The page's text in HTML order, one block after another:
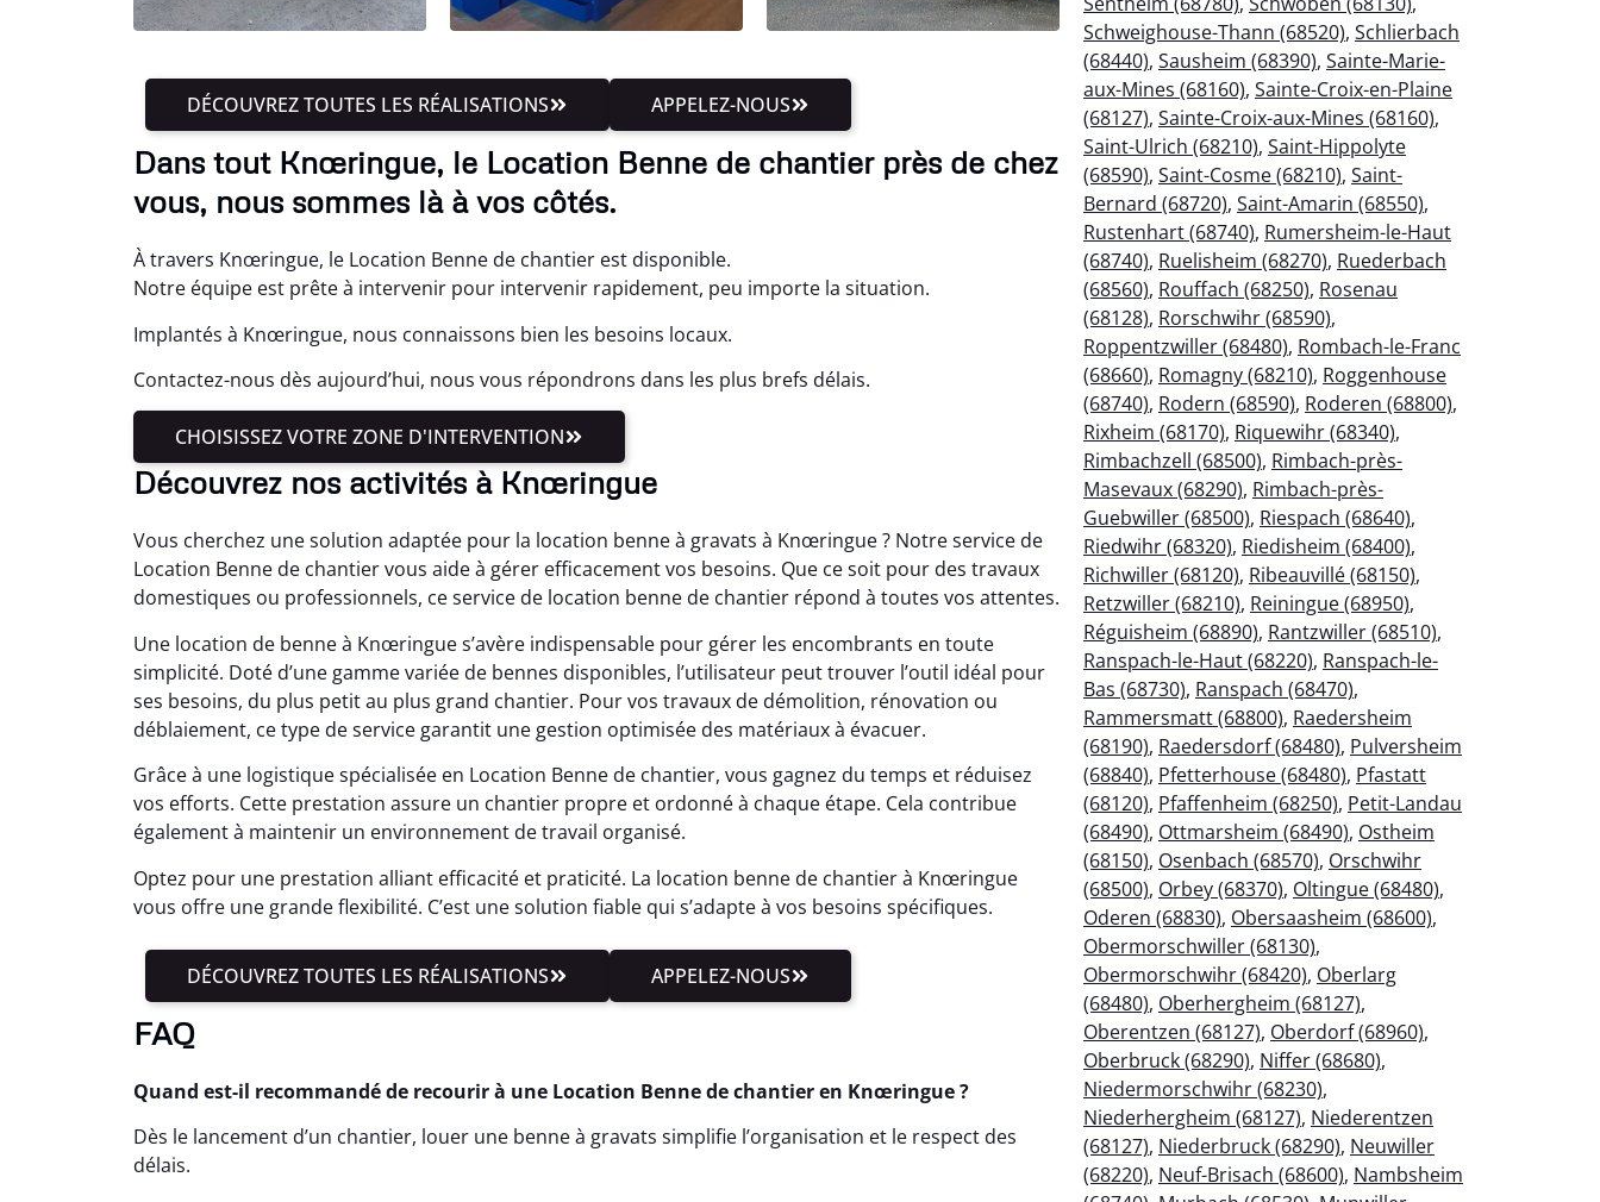
DÉCOUVREZ TOUTES LES RÉALISATIONS APPELEZ-NOUS
Dans tout Knœringue, le Location Benne de chantier près de chez
vous, nous sommes là à vos côtés.
À travers Knœringue, le Location Benne de chantier est disponible.
Notre équipe est prête à intervenir pour intervenir rapidement, peu importe la situation.
Implantés à Knœringue, nous connaissons bien les besoins locaux.
Contactez-nous dès aujourd’hui, nous vous répondrons dans les plus brefs délais.
CHOISISSEZ VOTRE ZONE D'INTERVENTION
Découvrez nos activités à Knœringue
Vous cherchez une solution adaptée pour la location benne à gravats à Knœringue ? Notre service de
Location Benne de chantier vous aide à gérer efficacement vos besoins. Que ce soit pour des travaux
domestiques ou professionnels, ce service de location benne de chantier répond à toutes vos attentes.
Une location de benne à Knœringue s’avère indispensable pour gérer les encombrants en toute
simplicité. Doté d’une gamme variée de bennes disponibles, l’utilisateur peut trouver l’outil idéal pour
ses besoins, du plus petit au plus grand chantier. Pour vos travaux de démolition, rénovation ou
déblaiement, ce type de service garantit une gestion optimisée des matériaux à évacuer.
Grâce à une logistique spécialisée en Location Benne de chantier, vous gagnez du temps et réduisez
vos efforts. Cette prestation assure un chantier propre et ordonné à chaque étape. Cela contribue
également à maintenir un environnement de travail organisé.
Optez pour une prestation alliant efficacité et praticité. La location benne de chantier à Knœringue
vous offre une grande flexibilité. C’est une solution fiable qui s’adapte à vos besoins spécifiques.
DÉCOUVREZ TOUTES LES RÉALISATIONS APPELEZ-NOUS
FAQ
Quand est-il recommandé de recourir à une Location Benne de chantier en Knœringue ?
Dès le lancement d’un chantier, louer une benne à gravats simplifie l’organisation et le respect des
délais.
Schweighouse-Thann (68520), Schlierbach
(68440), Sausheim (68390), Sainte-Marie-
aux-Mines (68160), Sainte-Croix-en-Plaine
(68127), Sainte-Croix-aux-Mines (68160),
Saint-Ulrich (68210), Saint-Hippolyte
(68590), Saint-Cosme (68210), Saint-
Bernard (68720), Saint-Amarin (68550),
Rustenhart (68740), Rumersheim-le-Haut
(68740), Ruelisheim (68270), Ruederbach
(68560), Rouffach (68250), Rosenau
(68128), Rorschwihr (68590),
Roppentzwiller (68480), Rombach-le-Franc
(68660), Romagny (68210), Roggenhouse
(68740), Rodern (68590), Roderen (68800),
Rixheim (68170), Riquewihr (68340),
Rimbachzell (68500), Rimbach-près-
Masevaux (68290), Rimbach-près-
Guebwiller (68500), Riespach (68640),
Riedwihr (68320), Riedisheim (68400),
Richwiller (68120), Ribeauvillé (68150),
Retzwiller (68210), Reiningue (68950),
Réguisheim (68890), Rantzwiller (68510),
Ranspach-le-Haut (68220), Ranspach-le-
Bas (68730), Ranspach (68470),
Rammersmatt (68800), Raedersheim
(68190), Raedersdorf (68480), Pulversheim
(68840), Pfetterhouse (68480), Pfastatt
(68120), Pfaffenheim (68250), Petit-Landau
(68490), Ottmarsheim (68490), Ostheim
(68150), Osenbach (68570), Orschwihr
(68500), Orbey (68370), Oltingue (68480),
Oderen (68830), Obersaasheim (68600),
Obermorschwiller (68130),
Obermorschwihr (68420), Oberlarg
(68480), Oberhergheim (68127),
Oberentzen (68127), Oberdorf (68960),
Oberbruck (68290), Niffer (68680),
Niedermorschwihr (68230),
Niederhergheim (68127), Niederentzen
(68127), Niederbruck (68290), Neuwiller
(68220), Neuf-Brisach (68600), Nambsheim